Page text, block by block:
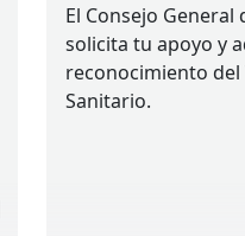
El Consejo General
solicita tu apoyo y
reconocimiento del
Sanitario.